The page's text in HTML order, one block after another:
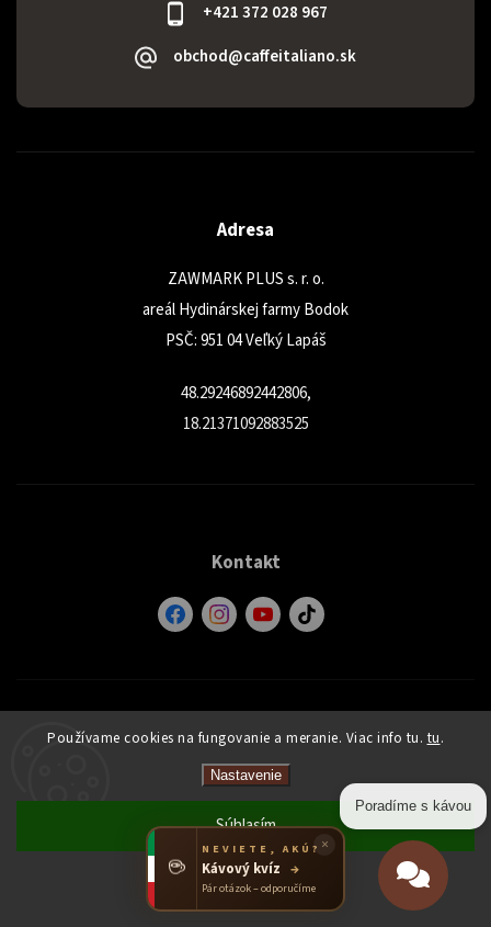
Používame cookies na fungovanie a meranie. Viac info tu. tu.
Nastavenie
Odmietnuť
Súhlasím
+421 372 028 967
obchod@caffeitaliano.sk
Adresa
ZAWMARK PLUS s. r. o.
areál Hydinárskej farmy Bodok
PSČ: 951 04 Veľký Lapáš
48.29246892442806,
18.21371092883525
Kontakt
Informácie pre vás
O nás
Doprava a platba
Obchodné podmienky
Poradíme s kávou
×
☕
NEVIETE, AKÚ?
Kávový kvíz →
Pár otázok – odporučíme